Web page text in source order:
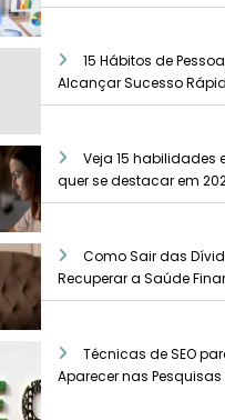
15 Hábitos de
Alcançar Sucesso
Veja 15 habilidades
quer se destacar em
Como Sair das
Recuperar a Saúde
Técnicas de SEO
Aparecer nas